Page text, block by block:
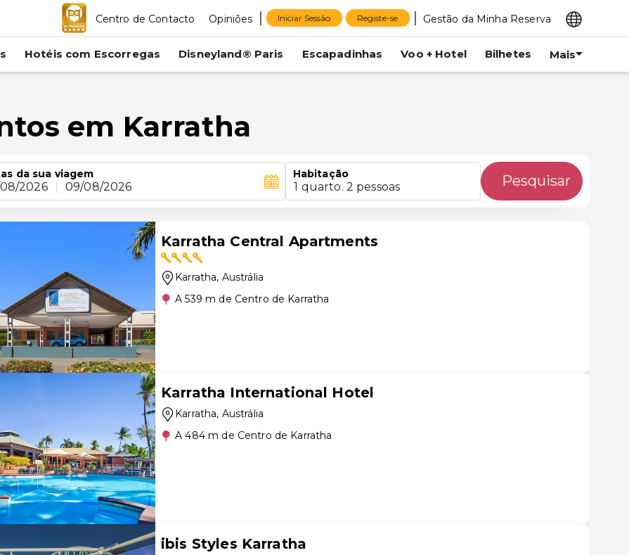
Centro de Contacto Opiniões Iniciar Sessão Registe-se Gestão da Minha Reserva
Hotéis com Escorregas Disneyland® Paris Escapadinhas Voo + Hotel Bilhetes Mais
em Karratha
da sua viagem
2026 09/08/2026
Habitação
1 quarto. 2 pessoas Pesquisar
Karratha Central Apartments
Karratha, Austrália
A 539 m de Centro de Karratha
Karratha International Hotel
Karratha, Austrália
A 484 m de Centro de Karratha
ibis Styles Karratha